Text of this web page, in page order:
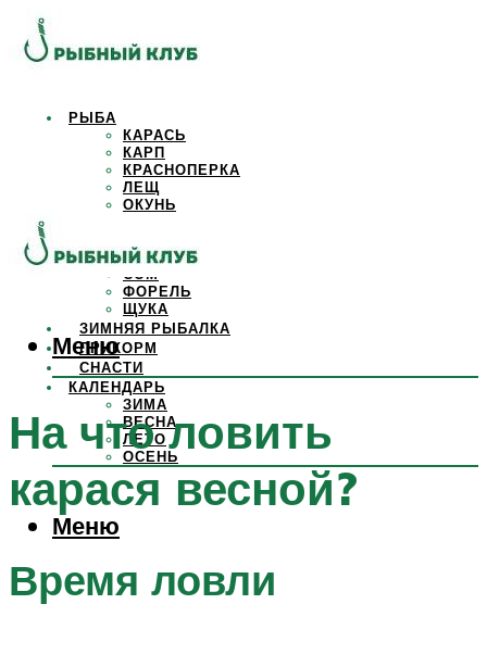
РЫБА
КАРАСЬ
КАРП
КРАСНОПЕРКА
ЛЕЩ
ОКУНЬ
САЗАН
СОМ
ФОРЕЛЬ
ЩУКА
ЗИМНЯЯ РЫБАЛКА
ПРИКОРМ
СНАСТИ
КАЛЕНДАРЬ
ЗИМА
ВЕСНА
ЛЕТО
ОСЕНЬ
Меню
Меню
На что ловить
карася весной?
Время ловли